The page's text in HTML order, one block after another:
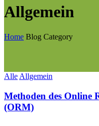
Allgemein
Home Blog Category
Alle Allgemein
Methoden des Online
(ORM)